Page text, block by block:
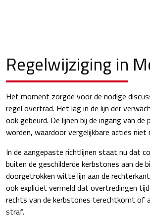
Regelwijziging in
Het moment zorgde voor de nodige
regel overtrad. Het lag in de lijn der
ook gebeurd. De lijnen bij de ingang van
worden, waardoor vergelijkbare acties
In de aangepaste richtlijnen staat nu dat
buiten de geschilderde kerbstones aan de
doorgetrokken witte lijn aan de
ook expliciet vermeld dat overtredingen
rechts van de kerbstones terechtkomt of
straf.